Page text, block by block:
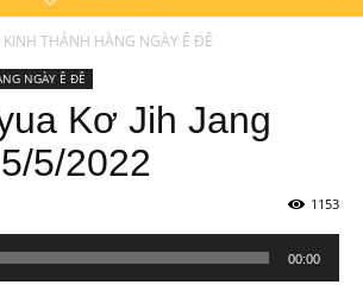
KINH THÁNH HÀNG NGÀY Ê ĐÊ
NGÀY Ê ĐÊ
Kơ Jih Jang
5/2022
1153
00:00